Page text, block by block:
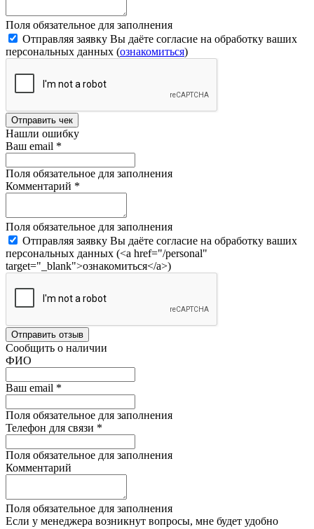
Поля обязательное для заполнения
Отправляя заявку Вы даёте согласие на обработку ваших
персональных данных (ознакомиться)
Отправить чек
Нашли ошибку
Ваш email *
Поля обязательное для заполнения
Комментарий *
Поля обязательное для заполнения
Отправляя заявку Вы даёте согласие на обработку ваших
персональных данных (<a href="/personal"
target="_blank">ознакомиться</a>)
Отправить отзыв
Сообщить о наличии
ФИО
Ваш email *
Поля обязательное для заполнения
Телефон для связи *
Поля обязательное для заполнения
Комментарий
Поля обязательное для заполнения
Если у менеджера возникнут вопросы, мне будет удобно